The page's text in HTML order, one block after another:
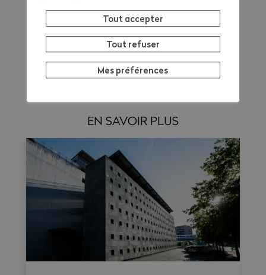
EN SAVOIR PLUS
Tout accepter
Tout refuser
Mes préférences